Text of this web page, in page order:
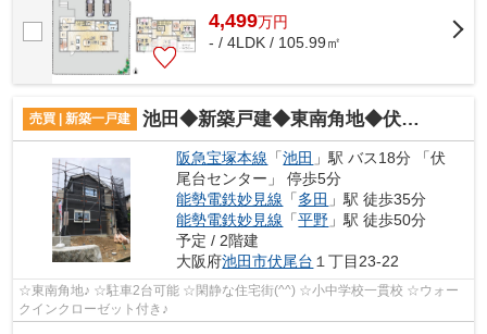
4,499万円
- / 4LDK / 105.99㎡
売買 | 新築一戸建 池田◆新築戸建◆東南角地◆伏尾台1丁目♪
阪急宝塚本線 「池田 」駅 バス18分 「伏
尾台センター」 停歩5分
能勢電鉄妙見線 「多田 」駅 徒歩35分
能勢電鉄妙見線 「平野 」駅 徒歩50分
予定 / 2階建
大阪府池田市伏尾台 １丁目23-22
☆東南角地♪ ☆駐車2台可能 ☆閑静な住宅街(^^) ☆小中学校一貫校 ☆ウォー
クインクローゼット付き♪